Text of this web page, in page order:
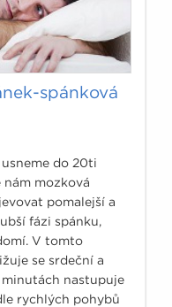
spánková
do 20ti
mozková
pomalejší a
fázi spánku,
V tomto
se srdeční a
nastupuje
rychlých pohybů